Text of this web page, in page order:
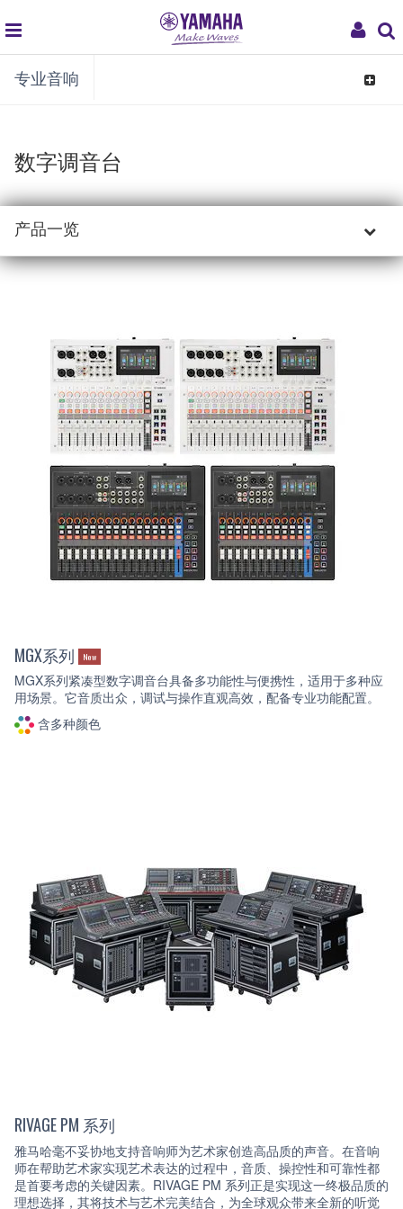
My
global
navigation
专业音响
Toggle
数字调音台
产品一览
MGX系列 New
MGX系列紧凑型数字调音台具备多功能性与便携性，适用于多种应
用场景。它音质出众，调试与操作直观高效，配备专业功能配置。
含多种颜色
RIVAGE PM 系列
雅马哈毫不妥协地支持音响师为艺术家创造高品质的声音。在音响
师在帮助艺术家实现艺术表达的过程中，音质、操控性和可靠性都
是首要考虑的关键因素。RIVAGE PM 系列正是实现这一终极品质的
理想选择，其将技术与艺术完美结合，为全球观众带来全新的听觉